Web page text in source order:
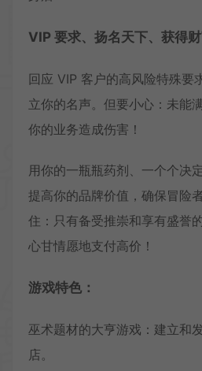
VIP 要求、扬名天下、获得
回应 VIP 客户的高风险特殊要
立你的名声。但要小心：未能
你的业务造成伤害！
用你的一瓶瓶药剂、一个个决
提高你的品牌价值，确保冒险
住：只有备受推崇和享有盛誉
心甘情愿地支付高价！
游戏特色：
巫术题材的大亨游戏：建立和
店。